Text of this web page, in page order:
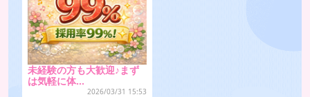
未経験の方も大歓迎♪まず
は気軽に体…
2026/03/31 15:53